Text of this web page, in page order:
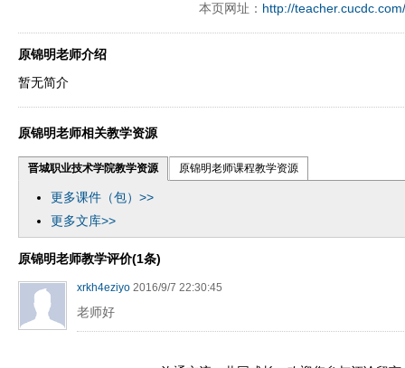
本页网址： http://
原锦明老师介绍
暂无简介
原锦明老师相关教学资源
晋城职业技术学院教学资源 原锦明老师课程教学资源
更多课件（包）>>
更多文库>>
原锦明老师教学评价(1条)
xrkh4eziyo 2016/9/7 22:30:45
老师好